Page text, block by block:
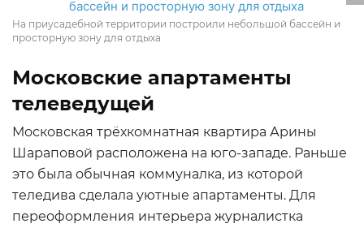
ФОТО: houses.ru
На приусадебной территории построили небольшой бассейн и
просторную зону для отдыха
Московские апартаменты
телеведущей
Московская трёхкомнатная квартира Арины
Шараповой расположена на юго-западе. Раньше
это была обычная коммуналка, из которой
теледива сделала уютные апартаменты. Для
переоформления интерьера журналистка